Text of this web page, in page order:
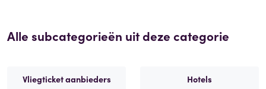
Alle subcategorieën uit deze categorie
Vliegticket aanbieders Hotels